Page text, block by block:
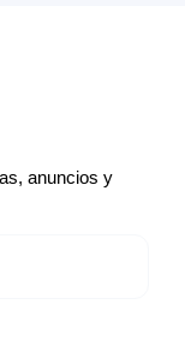
anuncios y